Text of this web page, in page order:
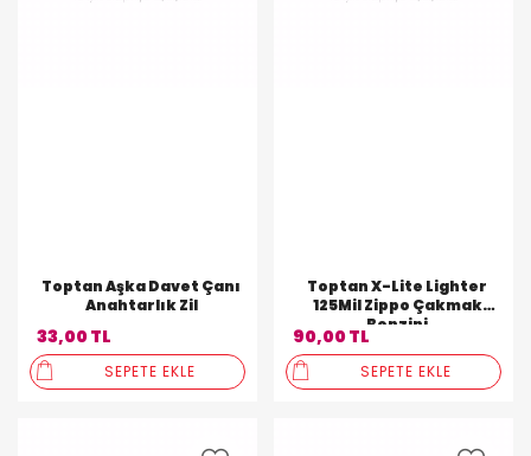
Toptan Aşka Davet Çanı
Anahtarlık Zil
33,00 TL
SEPETE EKLE
Toptan X-Lite Lighter
125Mil Zippo Çakmak
Benzini
90,00 TL
SEPETE EKLE